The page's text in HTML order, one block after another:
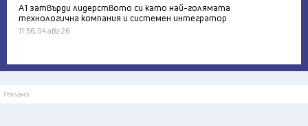
А1 затвърди лидерството си като най-голямата
технологична компания и системен интегратор
11:56, 04 авг 26
Реклама